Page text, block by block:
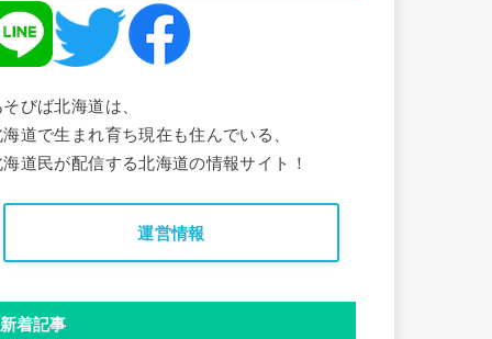
びば北海道は、
海道で生まれ育ち現在も住んでいる、
海道民が配信する北海道の情報サイト！
運営情報
新着記事